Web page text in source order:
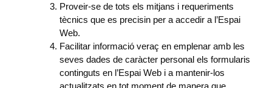
Proveir-se de tots els mitjans i requeriments
tècnics que es precisin per a accedir a l’Espai
Web.
Facilitar informació veraç en emplenar amb les
seves dades de caràcter personal els formularis
continguts en l’Espai Web i a mantenir-los
actualitzats en tot moment de manera que